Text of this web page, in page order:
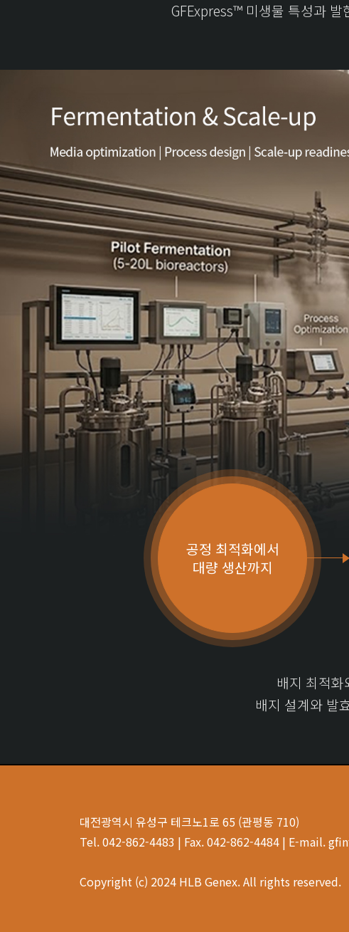
GFExpress™ 미생물 특성과
공정 최적화에서
대량 생산까지
배지 최적
배지 설계와 발
대전광역시 유성구 테크노1로 65 (관평동 710)
Tel. 042-862-4483 | Fax. 042-862-4484 | E-mail.
Copyright (c) 2024 HLB Genex. All rights reserved.